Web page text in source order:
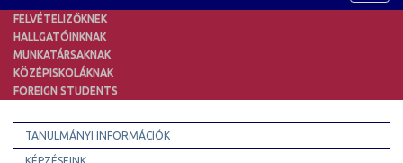
FELVÉTELIZŐKNEK
HALLGATÓINKNAK
MUNKATÁRSAKNAK
KÖZÉPISKOLÁKNAK
FOREIGN STUDENTS
TANULMÁNYI INFORMÁCIÓK